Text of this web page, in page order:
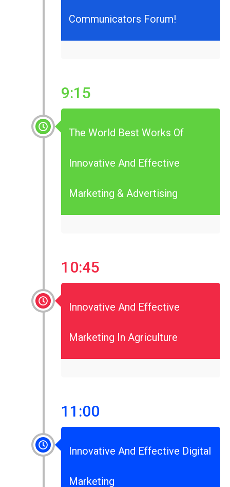
Communicators Forum!
9:15
The World Best Works Of
Innovative And Effective
Marketing & Advertising
10:45
Innovative And Effective
Marketing In Agriculture
11:00
Innovative And Effective Digital
Marketing